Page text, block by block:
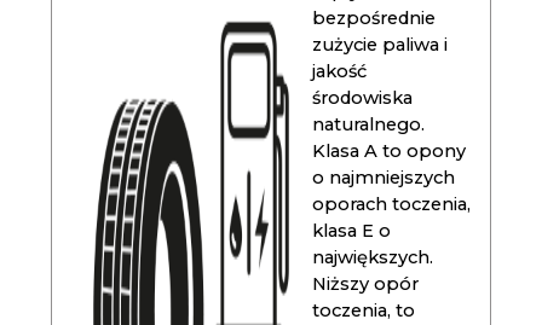
bezpośrednie
zużycie paliwa i
jakość
środowiska
naturalnego.
Klasa A to opony
o najmniejszych
oporach toczenia,
klasa E o
największych.
Niższy opór
toczenia, to